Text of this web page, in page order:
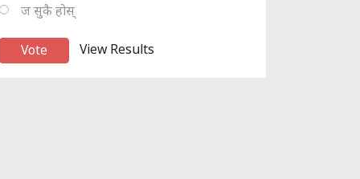
ज सुकै होस्
View Results